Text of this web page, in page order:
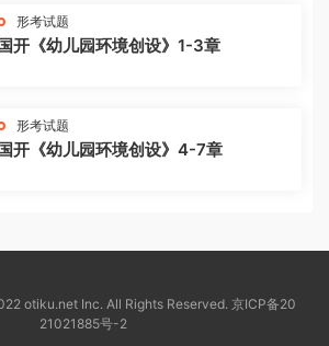
形考试题
开《幼儿园环境创设》1-3章
形考试题
开《幼儿园环境创设》4-7章
otiku.net Inc. All Rights Reserved. 京ICP备20
21021885号-2